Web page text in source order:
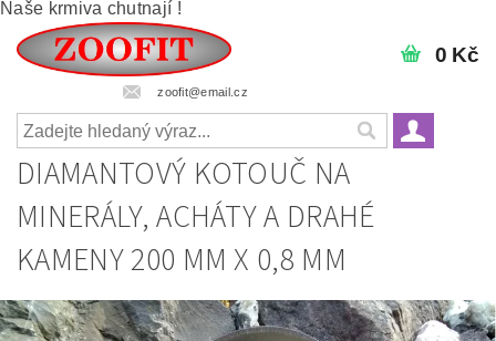
Naše krmiva chutnají !
zoofit@email.cz
0 Kč
DIAMANTOVÝ KOTOUČ NA
MINERÁLY, ACHÁTY A DRAHÉ
KAMENY 200 MM X 0,8 MM